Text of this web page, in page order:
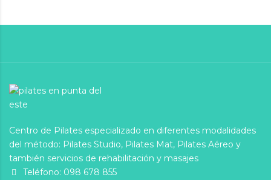
Centro de Pilates especializado en diferentes modalidades
del método: Pilates Studio, Pilates Mat, Pilates Aéreo y
también servicios de rehabilitación y masajes
Teléfono: 098 678 855